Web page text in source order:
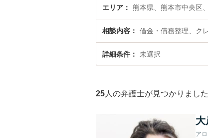
談無料でクレジット会社の債務整理を
エリア 熊本県、熊本市中央区
相談内容 借金・債務整理、ク
詳細条件 未選択
25 人の弁護士が見つかりました
ア